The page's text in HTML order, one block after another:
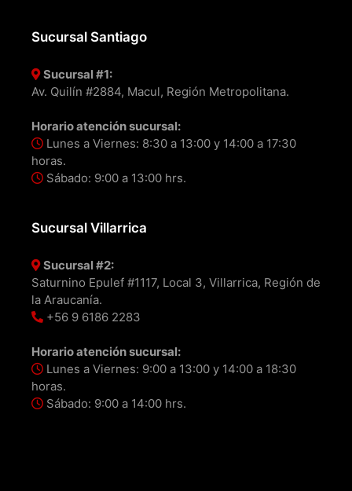
Sucursal Santiago
Sucursal #1:
Av. Quilín #2884, Macul, Región Metropolitana.
Horario atención sucursal:
Lunes a Viernes: 8:30 a 13:00 y 14:00 a 17:30
horas.
Sábado: 9:00 a 13:00 hrs.
Sucursal Villarrica
Sucursal #2:
Saturnino Epulef #1117, Local 3, Villarrica, Región de
la Araucanía.
+56 9 6186 2283
Horario atención sucursal:
Lunes a Viernes: 9:00 a 13:00 y 14:00 a 18:30
horas.
Sábado: 9:00 a 14:00 hrs.